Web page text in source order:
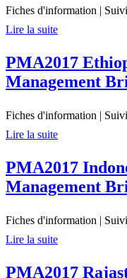
Fiches d'information |
Lire la suite
PMA2017
Management
Fiches d'information |
Lire la suite
PMA2017
Management
Fiches d'information |
Lire la suite
PMA2017